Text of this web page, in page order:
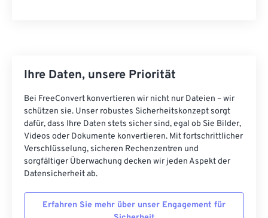
Ihre Daten, unsere Priorität
Bei FreeConvert konvertieren wir nicht nur Dateien – wir
schützen sie. Unser robustes Sicherheitskonzept sorgt
dafür, dass Ihre Daten stets sicher sind, egal ob Sie Bilder,
Videos oder Dokumente konvertieren. Mit fortschrittlicher
Verschlüsselung, sicheren Rechenzentren und
sorgfältiger Überwachung decken wir jeden Aspekt der
Datensicherheit ab.
Erfahren Sie mehr über unser Engagement für